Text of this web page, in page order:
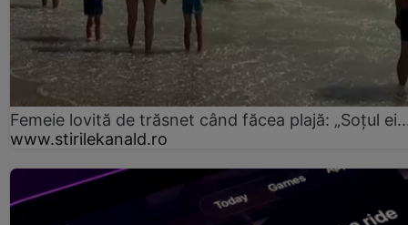
Femeie lovită de trăsnet când făcea plajă: „Soțul
www.stirilekanald.ro